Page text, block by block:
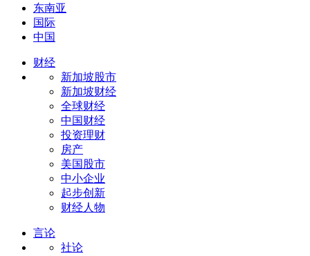
东南亚
国际
中国
财经
新加坡股市
新加坡财经
全球财经
中国财经
投资理财
房产
美国股市
中小企业
起步创新
财经人物
言论
社论